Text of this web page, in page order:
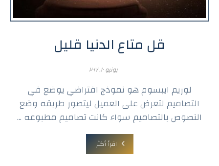
قل متاع الدنيا قليل
يونيو ١٠, ٢٠١٧
لوريم ايبسوم هو نموذج افتراضي يوضع في
التصاميم لتعرض على العميل ليتصور طريقه وضع
النصوص بالتصاميم سواء كانت تصاميم مطبوعه ...
اقرأ أكثر